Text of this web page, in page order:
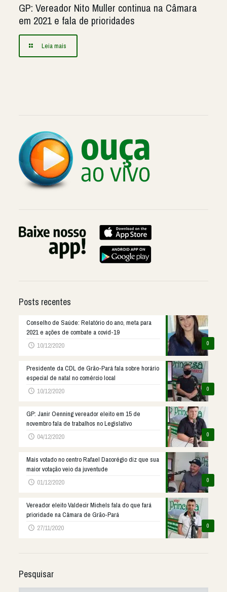
GP: Vereador Nito Muller continua na Câmara
em 2021 e fala de prioridades
Leia mais
Posts recentes
0
Conselho de Saúde: Relatório do ano, meta para
2021 e ações de combate a covid-19
10/12/2020
0
Presidente da CDL de Grão-Pará fala sobre horário
especial de natal no comércio local
10/12/2020
0
GP: Janir Oenning vereador eleito em 15 de
novembro fala de trabalhos no Legislativo
04/12/2020
0
Mais votado no centro Rafael Dacorégio diz que sua
maior votação veio da juventude
01/12/2020
0
Vereador eleito Valdecir Michels fala do que fará
prioridade na Câmara de Grão-Pará
27/11/2020
Pesquisar